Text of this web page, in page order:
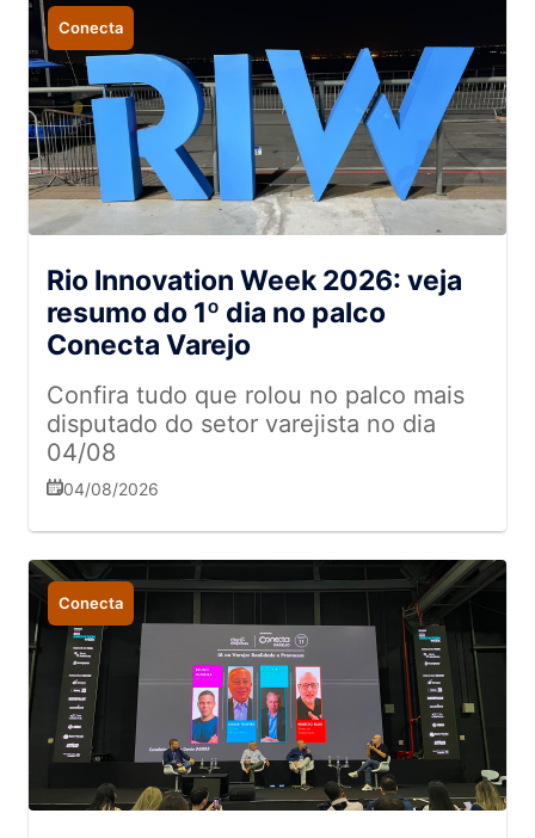
Conecta
Rio Innovation Week 2026: veja
resumo do 1º dia no palco
Conecta Varejo
Confira tudo que rolou no palco mais
disputado do setor varejista no dia
04/08
04/08/2026
Conecta